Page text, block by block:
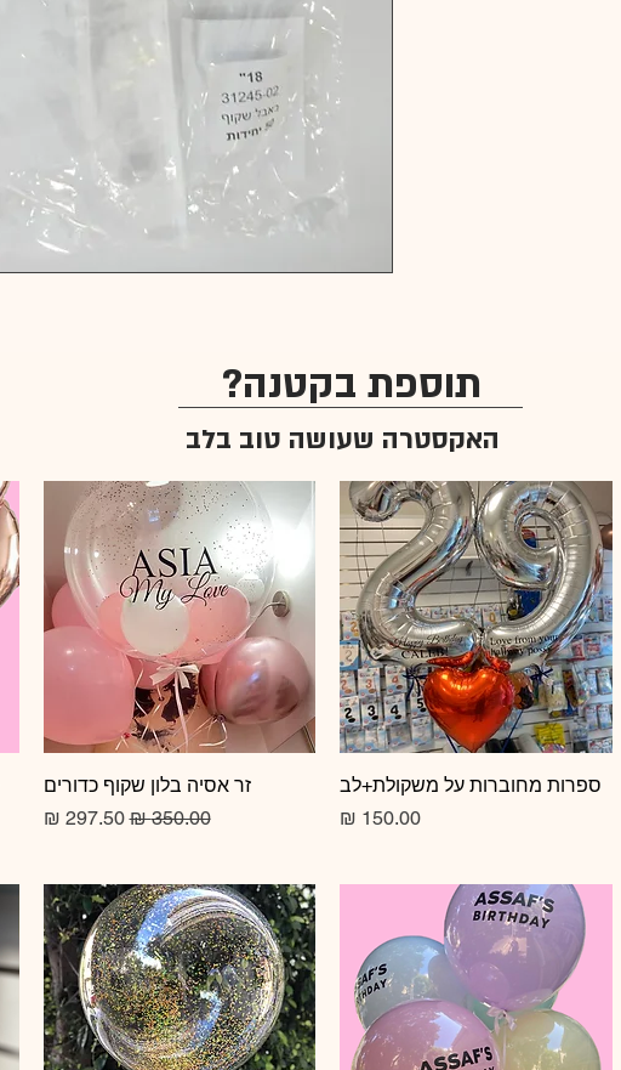
תוספת בקטנה?
האקסטרה שעושה טוב בלב
תצוגה מהירה
ספרות מחוברות על משקולת+לב
מחיר
תצוגה מהירה
זר אסיה בלון שקוף כדורים
מחיר רגיל‏350.00 ‏₪ מחיר מבצע‏297.50 ‏₪